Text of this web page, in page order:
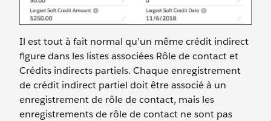
Il est tout à fait normal qu’un même crédit indirect
figure dans les listes associées Rôle de contact et
Crédits indirects partiels. Chaque enregistrement
de crédit indirect partiel doit être associé à un
enregistrement de rôle de contact, mais les
enregistrements de rôle de contact ne sont pas